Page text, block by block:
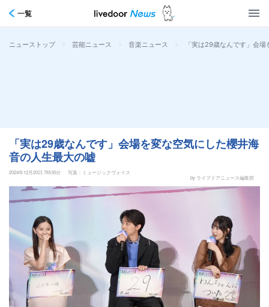
一覧
ニューストップ > 芸能ニュース > 音楽ニュース > 「実は29歳なんです」会
「実は29歳なんです」会場を変な空気にした櫻井海
音の人生最大の嘘
2024年12月20日 7時35分
写真：ミュージックヴォイス
by ライブドアニュース編集部